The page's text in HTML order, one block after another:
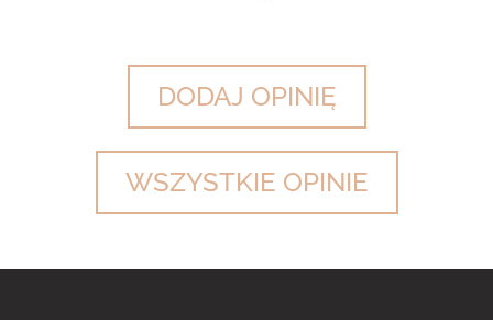
DODAJ OPINIĘ
WSZYSTKIE OPINIE